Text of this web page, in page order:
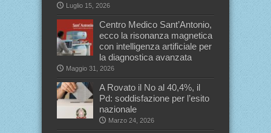
Luglio 15, 2026
Centro Medico Sant’Antonio,
ecco la risonanza magnetica
con intelligenza artificiale per
la diagnostica avanzata
Maggio 31, 2026
A Rovato il No al 40,4%, il
Pd: soddisfazione per l’esito
nazionale
Marzo 24, 2026